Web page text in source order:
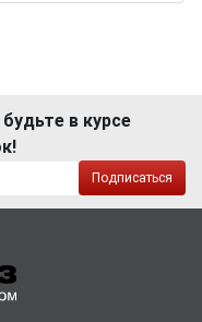
в курсе
Подписаться